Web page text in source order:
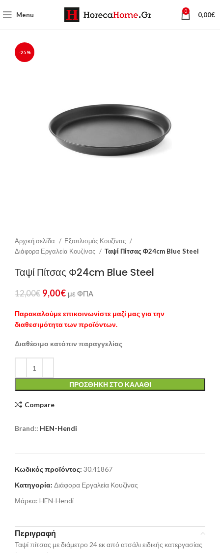
Menu 0 0,00€
-25%
Αρχική σελίδα
Εξοπλισμός Κουζίνας
Διάφορα Εργαλεία Κουζίνας
Ταψί Πίτσας Φ24cm Blue Steel
Ταψί Πίτσας Φ24cm Blue Steel
12,00€ 9,00€ με ΦΠΑ
Παρακαλούμε επικοινωνίστε μαζί μας για την
διαθεσιμότητα των προϊόντων.
Διαθέσιμο κατόπιν παραγγελίας
ΠΡΟΣΘΉΚΗ ΣΤΟ ΚΑΛΆΘΙ
Compare
Brand:: HEN-Hendi
Κωδικός προϊόντος: 30.41867
Κατηγορία: Διάφορα Εργαλεία Κουζίνας
Μάρκα: HEN-Hendi
Περιγραφή
Ταψί πίτσας με διάμετρο 24 εκ από ατσάλι ειδικής κατεργασίας